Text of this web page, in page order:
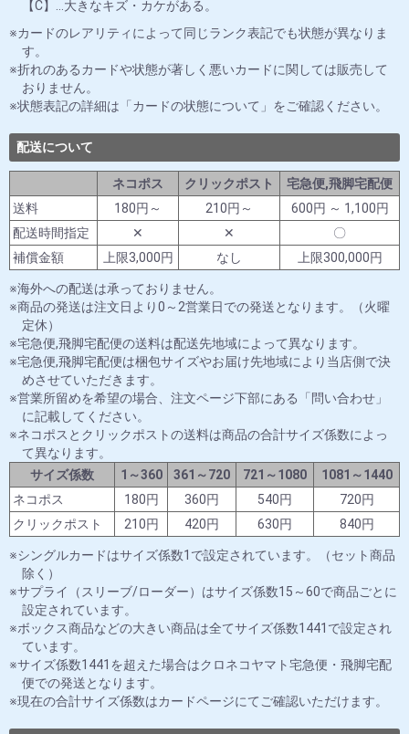
【C】…大きなキズ・カケがある。
カードのレアリティによって同じランク表記でも状態が異なりま
す。
折れのあるカードや状態が著しく悪いカードに関しては販売して
おりません。
状態表記の詳細は「カードの状態について」をご確認ください。
配送について
ネコポス クリックポスト
宅急便,飛脚宅配便
送料
180円～ 210円～
600円 ～ 1,100円
配送時間指定
✕ ✕
〇
補償金額
上限3,000円 なし 上限300,000円
海外への配送は承っておりません。
商品の発送は注文日より0～2営業日での発送となります。（火曜
定休）
宅急便,飛脚宅配便の送料は配送先地域によって異なります。
宅急便,飛脚宅配便は梱包サイズやお届け先地域により当店側で決
めさせていただきます。
営業所留めを希望の場合、注文ページ下部にある「問い合わせ」
に記載してください。
ネコポスとクリックポストの送料は商品の合計サイズ係数によっ
て異なります。
サイズ係数
1～360 361～720 721～1080
1081～1440
ネコポス
180円 360円 540円
720円
クリックポスト
210円 420円 630円 840円
シングルカードはサイズ係数1で設定されています。（セット商品
除く）
サプライ（スリーブ/ローダー）はサイズ係数15～60で商品ごとに
設定されています。
ボックス商品などの大きい商品は全てサイズ係数1441で設定され
ています。
サイズ係数1441を超えた場合はクロネコヤマト宅急便・飛脚宅配
便での発送となります。
現在の合計サイズ係数はカードページにてご確認いただけます。